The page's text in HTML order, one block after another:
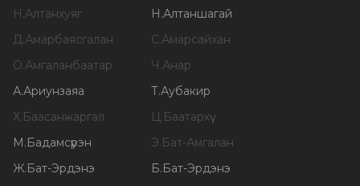
Н.Алтанхуяг Н.Алтаншагай
Д.Амарбаясгалан С.Амарсайхан
О.Амгаланбаатар Ч.Анар
А.Ариунзаяа Т.Аубакир
Х.Баасанжаргал Ц.Баатархүү
М.Бадамсүрэн Э.Бат-Амгалан
Ж.Бат-Эрдэнэ Б.Бат-Эрдэнэ